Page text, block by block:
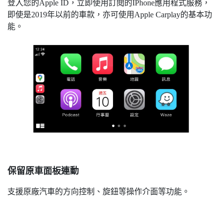
登入您的Apple ID，立即使用訂閱的IPhone應用程式服務，
即使是2019年以前的車款，亦可使用Apple Carplay的基本功
能。
保留原車面板連動
支援原廠汽車的方向控制、旋鈕等操作介面等功能。